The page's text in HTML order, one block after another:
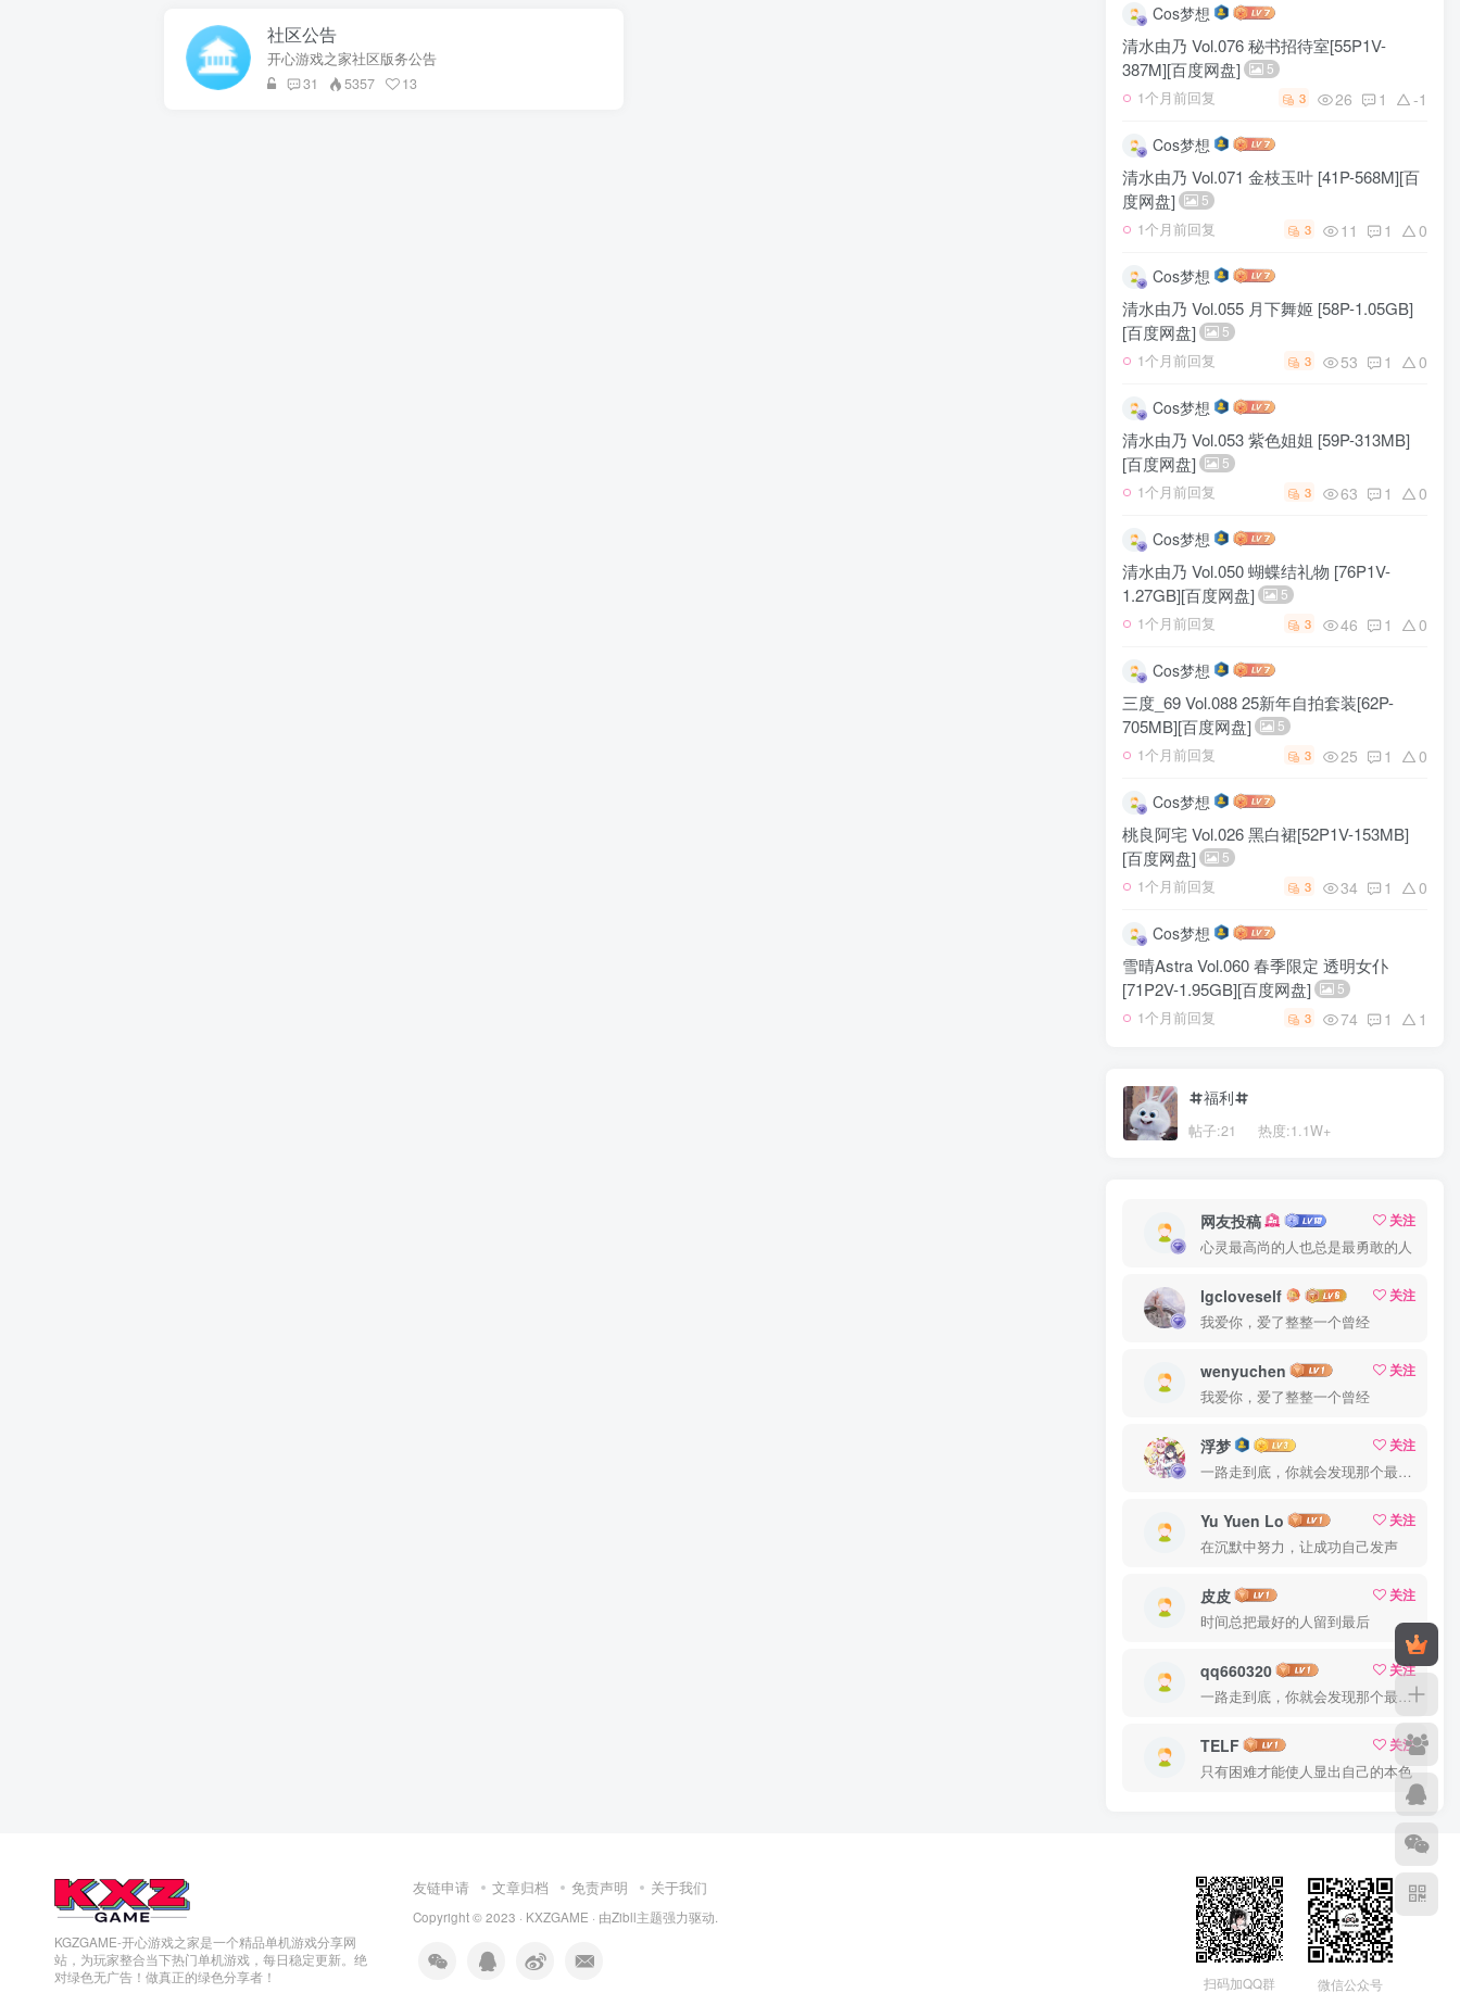
社区公告
开心游戏之家社区版务公告
31
5357 13
Cos梦想
清水由乃 Vol.076 秘书招待室[55P1V-
387M][百度网盘]
5
1个月前回复 3 26 1 -1
Cos梦想
清水由乃 Vol.071 金枝玉叶 [41P-568M][百
度网盘]
5
1个月前回复 3 11 1 0
Cos梦想
清水由乃 Vol.055 月下舞姬 [58P-1.05GB]
[百度网盘]
5
1个月前回复 3 53 1 0
Cos梦想
清水由乃 Vol.053 紫色姐姐 [59P-313MB]
[百度网盘]
5
1个月前回复 3 63 1 0
Cos梦想
清水由乃 Vol.050 蝴蝶结礼物 [76P1V-
1.27GB][百度网盘]
5
1个月前回复 3 46 1 0
Cos梦想
三度_69 Vol.088 25新年自拍套装[62P-
705MB][百度网盘]
5
1个月前回复 3 25 1 0
Cos梦想
桃良阿宅 Vol.026 黑白裙[52P1V-153MB]
[百度网盘]
5
1个月前回复 3 34 1 0
Cos梦想
雪晴Astra Vol.060 春季限定 透明女仆
[71P2V-1.95GB][百度网盘]
5
1个月前回复 3 74 1 1
福利
帖子:21 热度:1.1W+
网友投稿
关注
心灵最高尚的人也总是最勇敢的人
lgcloveself
关注
我爱你，爱了整整一个曾经
wenyuchen
关注
我爱你，爱了整整一个曾经
浮梦
关注
一路走到底，你就会发现那个最佳出口
Yu Yuen Lo
关注
在沉默中努力，让成功自己发声
皮皮
关注
时间总把最好的人留到最后
qq660320
关注
一路走到底，你就会发现那个最佳出口
TELF
关注
只有困难才能使人显出自己的本色
KGZGAME-开心游戏之家是一个精品单机游戏分享网
站，为玩家整合当下热门单机游戏，每日稳定更新。绝
对绿色无广告！做真正的绿色分享者！
友链申请 文章归档 免责声明 关于我们
Copyright © 2023 · KXZGAME · 由Zibll主题强力驱动.
扫码加QQ群 微信公众号